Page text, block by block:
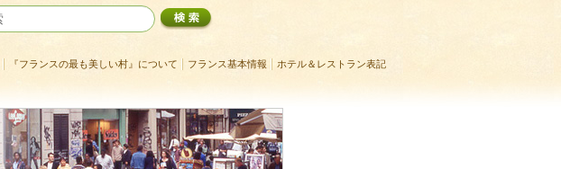
『フランスの最も美しい村』について フランス基本情報 ホテル＆レストラン表記